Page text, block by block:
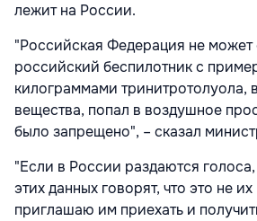
лежит на России.
"Российская Федерация не может
российский беспилотник с
килограммами тринитротолуола,
вещества, попал в воздушное
было запрещено", – сказал
"Если в России раздаются
этих данных говорят, что это не
приглашаю им приехать и